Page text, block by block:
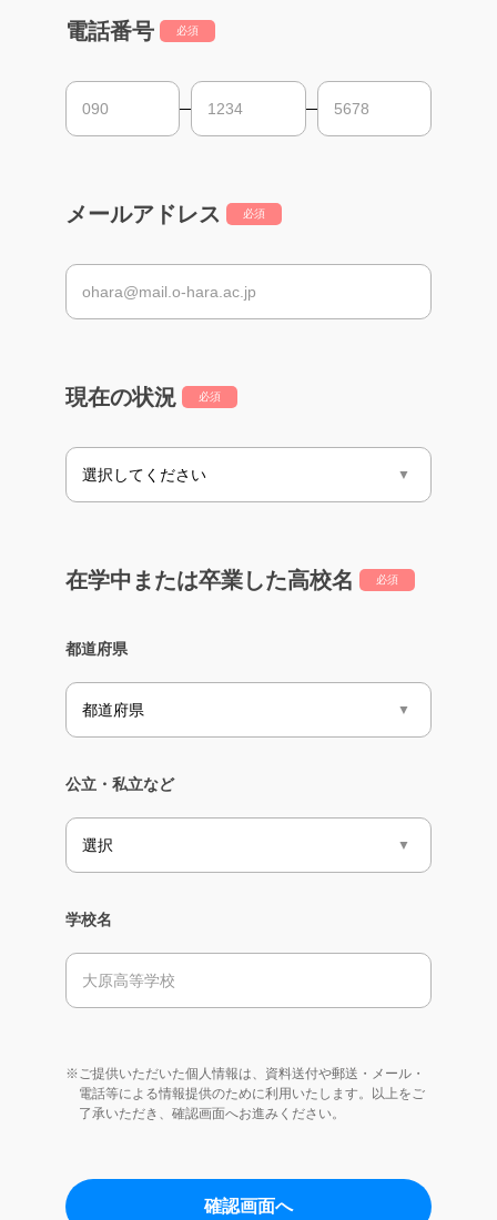
電話番号 必須
メールアドレス 必須
現在の状況 必須
在学中または卒業した高校名 必須
都道府県
公立・私立など
学校名
※ご提供いただいた個人情報は、資料送付や郵送・メール・
電話等による情報提供のために利用いたします。以上をご
了承いただき、確認画面へお進みください。
確認画面へ